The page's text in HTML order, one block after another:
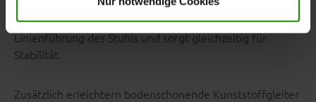
Das konisch geformteStativgestell aus anthrazitfarben
pulverbeschichtetem Metallergänzt die moderne
Linienführung des Stuhls und sorgt gleichzeitig für
Stabilität.
Zusätzlich erleichtern bodenschonende Kunststoffgleiter